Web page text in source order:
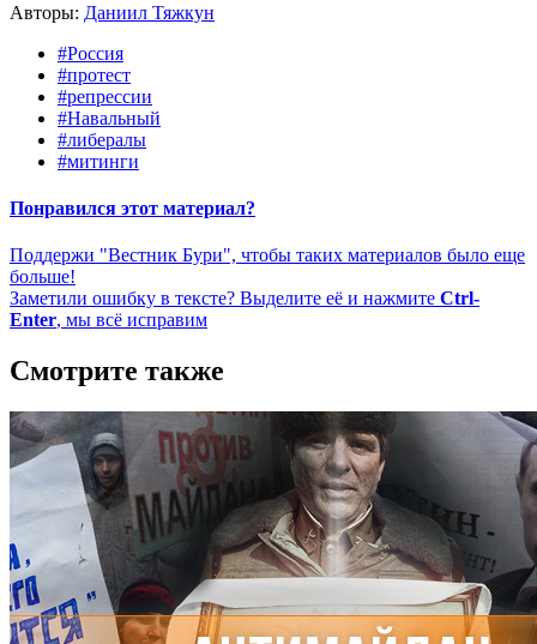
Авторы: Даниил Тяжкун
#Россия
#протест
#репрессии
#Навальный
#либералы
#митинги
Понравился этот материал?
Поддержи "Вестник Бури", чтобы таких материалов было еще
больше!
Заметили ошибку в тексте? Выделите её и нажмите Ctrl-
Enter, мы всё исправим
Смотрите также